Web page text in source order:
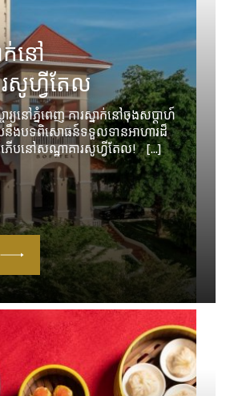
ក់នៅ
សូហ្វីតែល
រ្យនៅភ្នំពេញ ការស្នាក់នៅចុងសប្តាហ៍
នឹងបទពិសោធន៍ទទួលទានអាហារដ៏
ើប​នៅសណ្ឋាគារសូហ្វីតែល! [...]